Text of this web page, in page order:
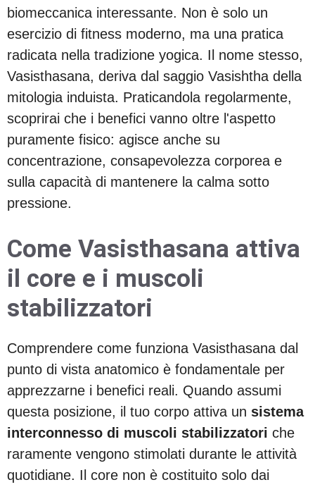
biomeccanica interessante. Non è solo un
esercizio di fitness moderno, ma una pratica
radicata nella tradizione yogica. Il nome stesso,
Vasisthasana, deriva dal saggio Vasishtha della
mitologia induista. Praticandola regolarmente,
scoprirai che i benefici vanno oltre l'aspetto
puramente fisico: agisce anche su
concentrazione, consapevolezza corporea e
sulla capacità di mantenere la calma sotto
pressione.
Come Vasisthasana attiva
il core e i muscoli
stabilizzatori
Comprendere come funziona Vasisthasana dal
punto di vista anatomico è fondamentale per
apprezzarne i benefici reali. Quando assumi
questa posizione, il tuo corpo attiva un sistema
interconnesso di muscoli stabilizzatori che
raramente vengono stimolati durante le attività
quotidiane. Il core non è costituito solo dai